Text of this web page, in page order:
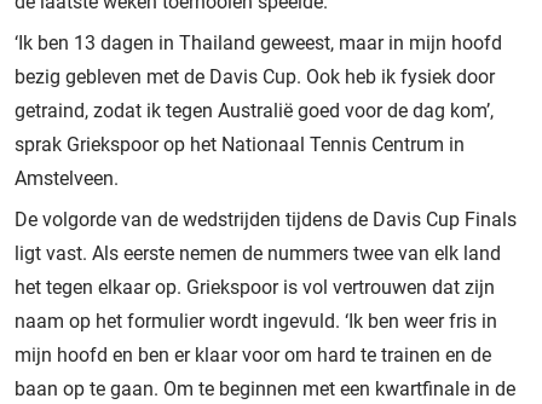
‘Ik ben 13 dagen in Thailand geweest, maar in mijn hoofd
bezig gebleven met de Davis Cup. Ook heb ik fysiek door
getraind, zodat ik tegen Australië goed voor de dag kom’,
sprak Griekspoor op het Nationaal Tennis Centrum in
Amstelveen.
De volgorde van de wedstrijden tijdens de Davis Cup Finals
ligt vast. Als eerste nemen de nummers twee van elk land
het tegen elkaar op. Griekspoor is vol vertrouwen dat zijn
naam op het formulier wordt ingevuld. ‘Ik ben weer fris in
mijn hoofd en ben er klaar voor om hard te trainen en de
baan op te gaan. Om te beginnen met een kwartfinale in de